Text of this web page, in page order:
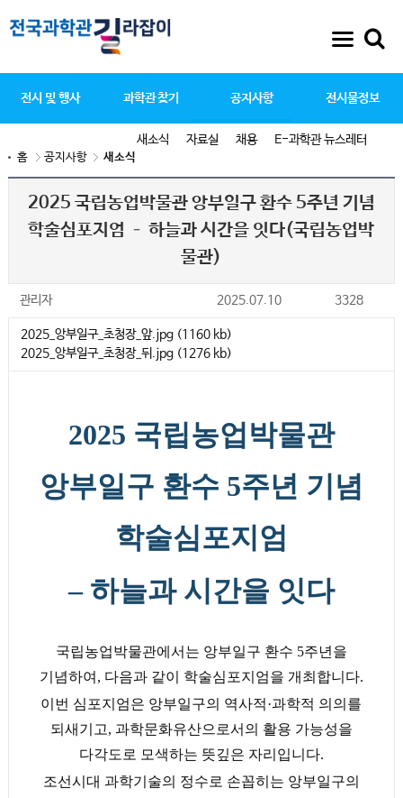
전시 및 행사 과학관 찾기 공지사항
새소식 자료실 채용 E-과학관 뉴스레터
전시물정보
홈 공지사항 새소식
2025 국립농업박물관 앙부일구 환수 5주년 기념
학술심포지엄 – 하늘과 시간을 잇다(국립농업박
물관)
관리자 2025.07.10 3328
2025_앙부일구_초청장_앞.jpg (1160 kb)
2025_앙부일구_초청장_뒤.jpg (1276 kb)
2025 국립농업박물관
앙부일구 환수 5주년 기념
학술심포지엄
– 하늘과 시간을 잇다
국립농업박물관에서는 앙부일구 환수 5주년을
기념하여 , 다음과 같이 학술심포지엄을 개최합니다.
이번 심포지엄은 앙부일구의 역사적·과학적 의의를
되새기고, 과학문화유산으로서의 활용 가능성을
다각도로 모색하는 뜻깊은 자리입니다.
조선시대 과학기술의 정수로 손꼽히는 앙부일구의